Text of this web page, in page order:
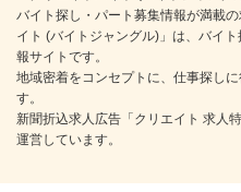
バイト探し・パート募集情報が満載
イト (バイトジャングル)」は、バイ
報サイトです。
地域密着をコンセプトに、仕事探し
す。
新聞折込求人広告「クリエイト 求人
運営しています。